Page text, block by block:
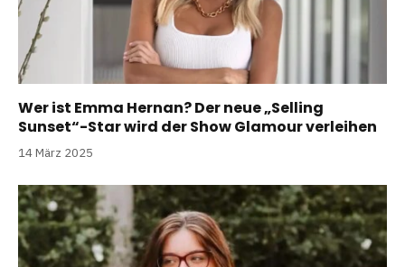
Wer ist Emma Hernan? Der neue „Selling
Sunset“-Star wird der Show Glamour verleihen
14 März 2025